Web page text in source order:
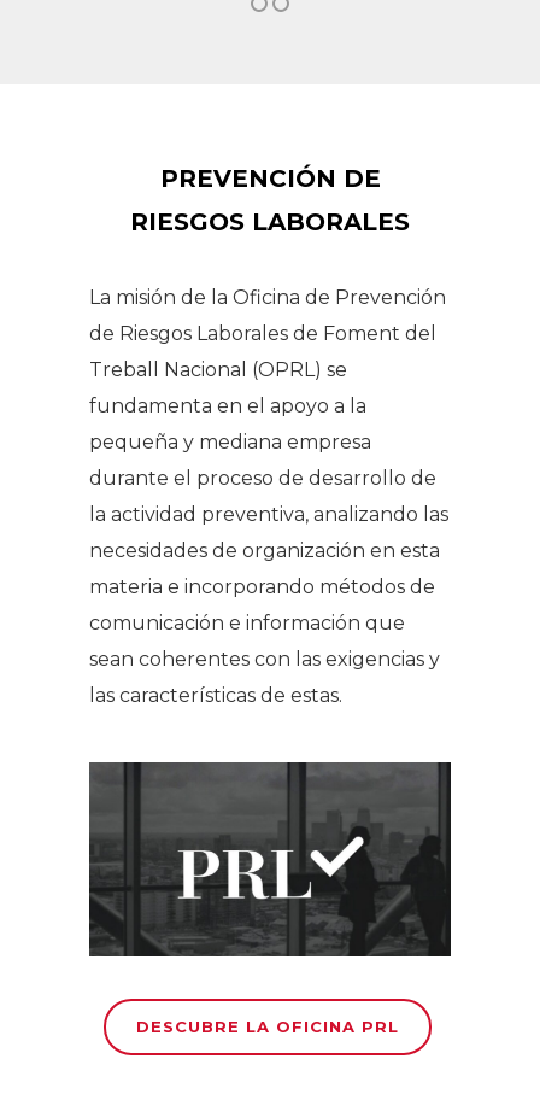
PREVENCIÓN DE
RIESGOS LABORALES
La misión de la Oficina de Prevención
de Riesgos Laborales de Foment del
Treball Nacional (OPRL) se
fundamenta en el apoyo a la
pequeña y mediana empresa
durante el proceso de desarrollo de
la actividad preventiva, analizando las
necesidades de organización en esta
materia e incorporando métodos de
comunicación e información que
sean coherentes con las exigencias y
las características de estas.
DESCUBRE LA OFICINA PRL